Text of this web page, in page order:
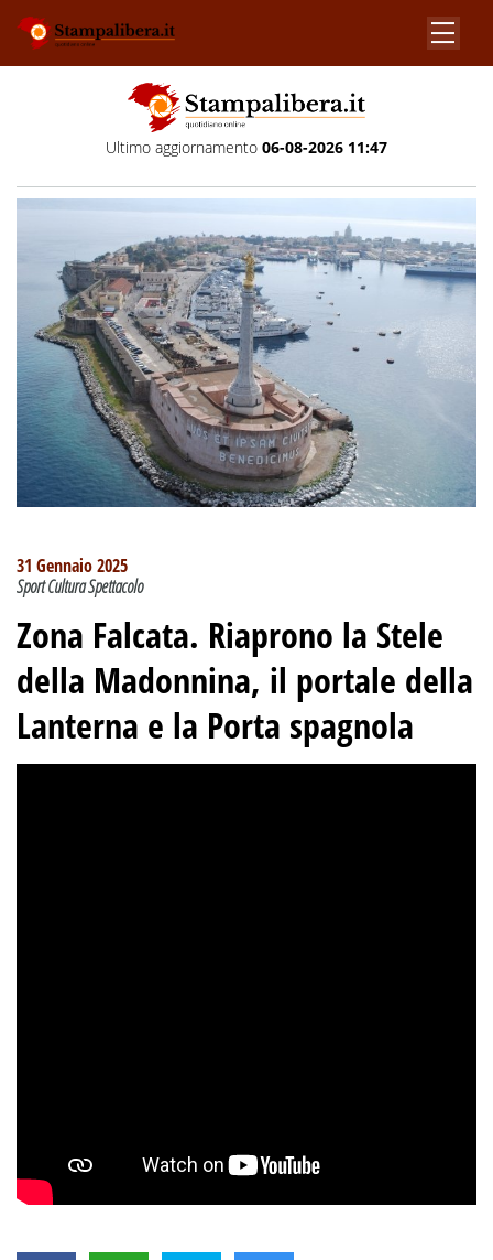
Ultimo aggiornamento 06-08-2026 11:47
31 Gennaio 2025
Sport Cultura Spettacolo
Zona Falcata. Riaprono la Stele
della Madonnina, il portale della
Lanterna e la Porta spagnola